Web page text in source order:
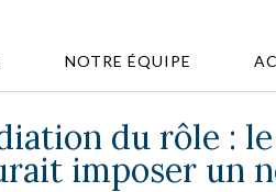
NOTRE ÉQUIPE
du rôle :
imposer un